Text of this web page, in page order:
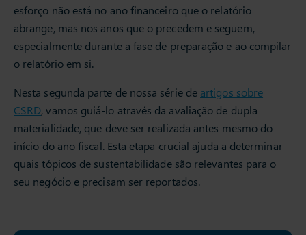
esforço não está no ano financeiro que o relatório
abrange, mas nos anos que o precedem e seguem,
especialmente durante a fase de preparação e ao compilar
o relatório em si.
Nesta segunda parte de nossa série de artigos sobre
CSRD, vamos guiá-lo através da avaliação de dupla
materialidade, que deve ser realizada antes mesmo do
início do ano fiscal. Esta etapa crucial ajuda a determinar
quais tópicos de sustentabilidade são relevantes para o
seu negócio e precisam ser reportados.